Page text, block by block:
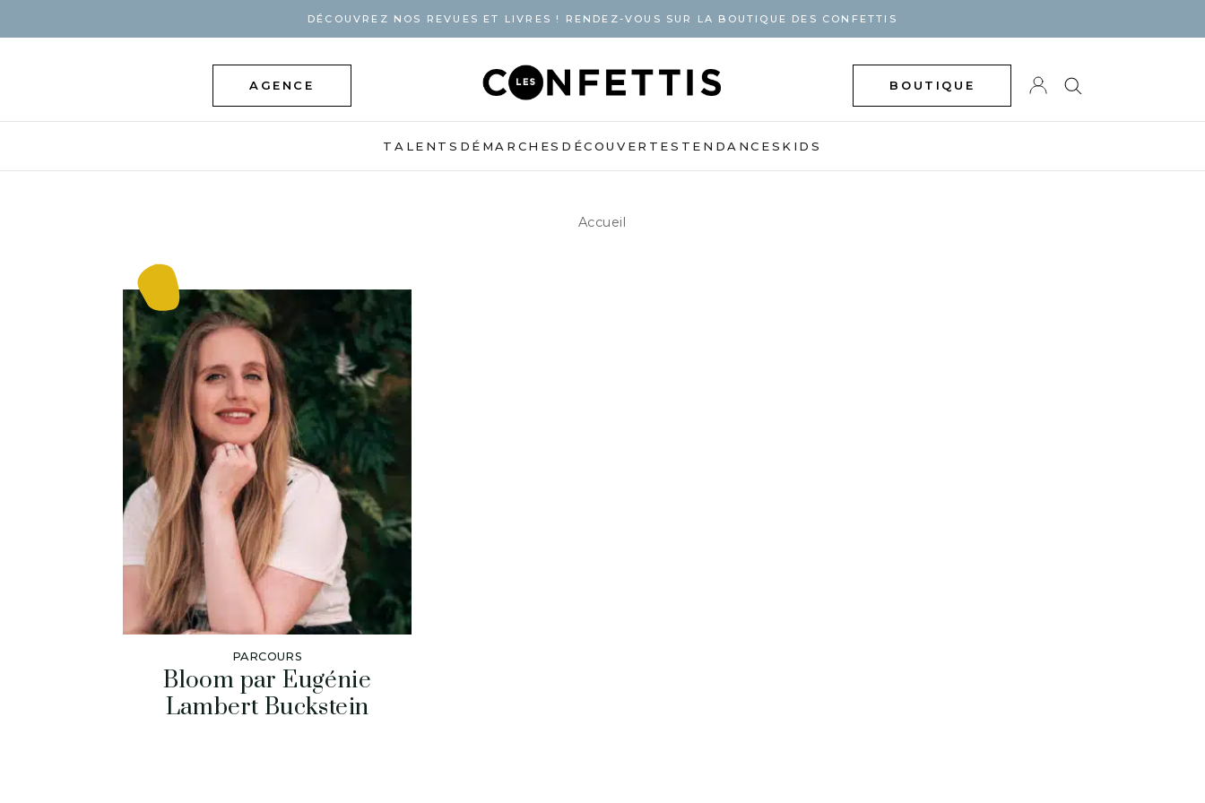
DÉCOUVREZ NOS REVUES ET LIVRES ! RENDEZ-VOUS SUR LA BOUTIQUE DES CONFETTIS
AGENCE BOUTIQUE
TALENTS DÉMARCHES DÉCOUVERTES TENDANCES KIDS
Accueil
PARCOURS
Bloom par Eugénie
Lambert Buckstein